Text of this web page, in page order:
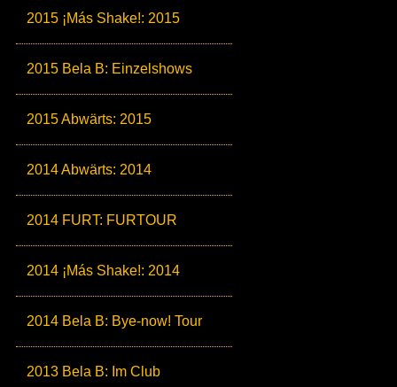
2015 ¡Más Shake!: 2015
2015 Bela B: Einzelshows
2015 Abwärts: 2015
2014 Abwärts: 2014
2014 FURT: FURTOUR
2014 ¡Más Shake!: 2014
2014 Bela B: Bye-now! Tour
2013 Bela B: Im Club